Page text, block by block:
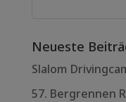
Neueste
Slalom
57. Bergrennen